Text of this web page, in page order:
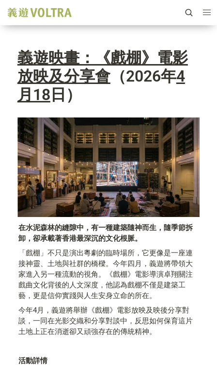
義遊映畫：《戲棚》電影
放映及分享會（2026年4
月18 日）
在水泥森林的縫隙中，有一種建築隨神而生，隨季節拆
卸，卻承載著香港最深沉的文化根脈。
「戲棚」不只是演出粵劇的臨時場所，它更像是一座連
接神靈、土地與社群的橋樑。今年四月，義遊將帶領大
家進入另一種流動的視角。《戲棚》電影導演卓翔關注
戲曲文化背後的人文深度，他認為戲棚不僅是建築工
藝，更是信仰實踐與人生安身立命的所在。
今年4月，義遊將舉辦《戲棚》電影放映及映後分享對
談，一同在光影交織和分享對談中，反思如何保育這片
土地上正在消逝卻又頑強存在的傳統精神。
活動詳情